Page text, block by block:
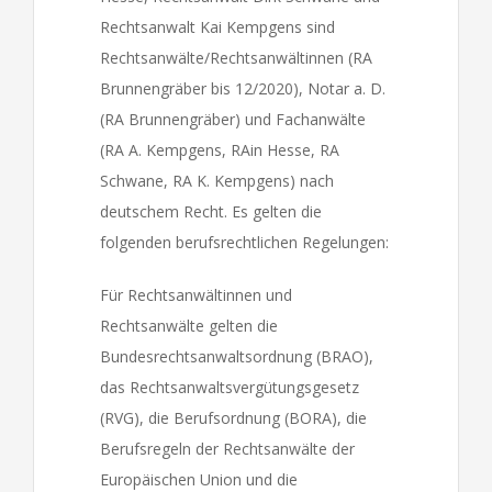
Rechtsanwalt Kai Kempgens sind
Rechtsanwälte/Rechtsanwältinnen (RA
Brunnengräber bis 12/2020), Notar a. D.
(RA Brunnengräber) und Fachanwälte
(RA A. Kempgens, RAin Hesse, RA
Schwane, RA K. Kempgens) nach
deutschem Recht. Es gelten die
folgenden berufsrechtlichen Regelungen:
Für Rechtsanwältinnen und
Rechtsanwälte gelten die
Bundesrechtsanwaltsordnung (BRAO),
das Rechtsanwaltsvergütungsgesetz
(RVG), die Berufsordnung (BORA), die
Berufsregeln der Rechtsanwälte der
Europäischen Union und die